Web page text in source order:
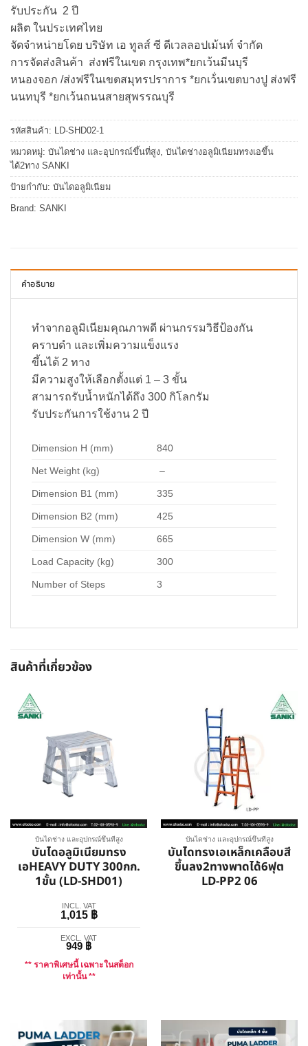
รับประกัน 2 ปี
ผลิต ในประเทศไทย
จัดจำหน่ายโดย บริษัท เอ ทูลส์ ซี ดีเวลลอปเม้นท์ จำกัด
การจัดส่งสินค้า ส่งฟรีในเขต กรุงเทพ*ยกเว้นมีนบุรี
หนองจอก /ส่งฟรีในเขตสมุทรปราการ *ยกเว้่นเขตบางปู ส่งฟรี
นนทบุรี *ยกเว้นถนนสายสุพรรณบุรี
รหัสสินค้า: LD-SHD02-1
หมวดหมู่: บันไดช่าง และอุปกรณ์ขึ้นที่สูง บันไดช่างอลูมิเนียมทรงเอขึ้น
ได้2ทาง SANKI
ป้ายกำกับ: บันไดอลูมิเนียม
Brand: SANKI
คำอธิบาย
ทำจากอลูมิเนียมคุณภาพดี ผ่านกรรมวิธีป้องกัน
คราบดำ และเพิ่มความแข็งแรง
ขึ้นได้ 2 ทาง
มีความสูงให้เลือกตั้งแต่ 1 – 3 ขั้น
สามารถรับน้ำหนักได้ถึง 300 กิโลกรัม
รับประกันการใช้งาน 2 ปี
Dimension H (mm) 840
Net Weight (kg) –
Dimension B1 (mm) 335
Dimension B2 (mm) 425
Dimension W (mm) 665
Load Capacity (kg) 300
Number of Steps 3
สินค้าที่เกี่ยวข้อง
บันไดช่าง และอุปกรณ์ขึ้นที่สูง
บันไดอลูมิเนียมทรง
เอHEAVY DUTY 300กก.
1ขั้น (LD-SHD01)
INCL. VAT
1,015 ฿
EXCL. VAT
949 ฿
** ราคาพิเศษนี้ เฉพาะในสต็อก
เท่านั้น **
บันไดช่าง และอุปกรณ์ขึ้นที่สูง
บันไดทรงเอเหล็กเคลือบสี
ขึ้นลง2ทางพาดได้6ฟุต
LD-PP2 06